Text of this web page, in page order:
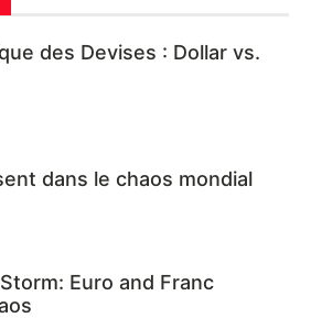
des Devises : Dollar vs.
dans le chaos mondial
Euro and Franc